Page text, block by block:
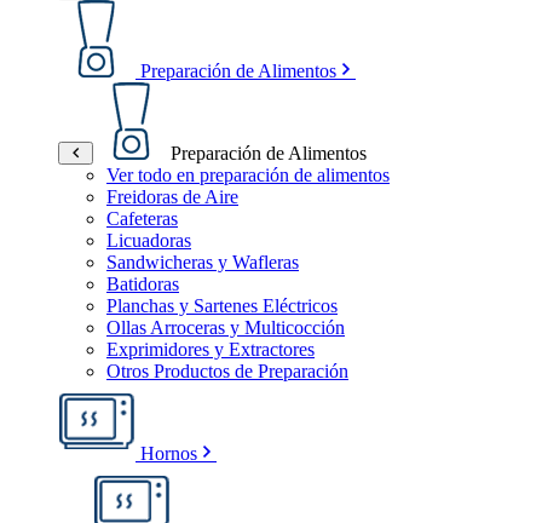
Preparación de Alimentos
Preparación de Alimentos
Ver todo en preparación de alimentos
Freidoras de Aire
Cafeteras
Licuadoras
Sandwicheras y Wafleras
Batidoras
Planchas y Sartenes Eléctricos
Ollas Arroceras y Multicocción
Exprimidores y Extractores
Otros Productos de Preparación
Hornos